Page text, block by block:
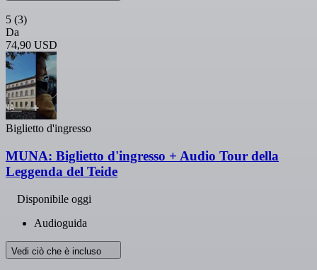
5 (3)
Da
74,90 USD
Biglietto d'ingresso
MUNA: Biglietto d'ingresso + Audio Tour della
Leggenda del Teide
Disponibile oggi
Audioguida
Vedi ciò che è incluso